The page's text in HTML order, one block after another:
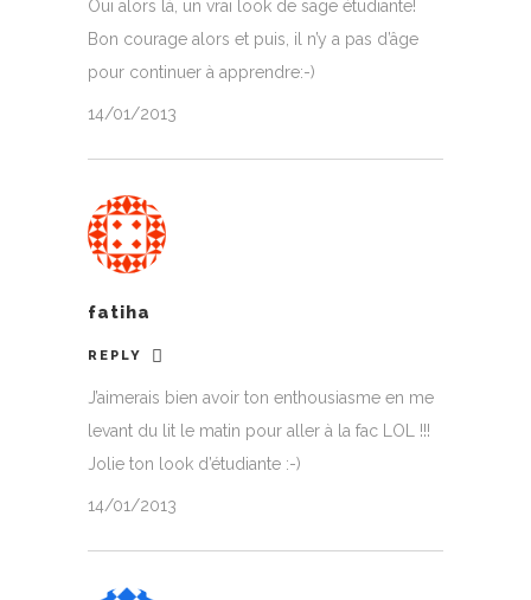
Oui alors là, un vrai look de sage étudiante!
Bon courage alors et puis, il n’y a pas d’âge
pour continuer à apprendre:-)
14/01/2013
fatiha
REPLY
J’aimerais bien avoir ton enthousiasme en me
levant du lit le matin pour aller à la fac LOL !!!
Jolie ton look d’étudiante :-)
14/01/2013